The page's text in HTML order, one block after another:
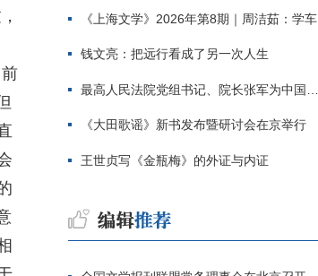
《上海文学》2026年第8期｜周洁茹：学车
钱文亮：把远行看成了另一次人生
最高人民法院党组书记、院长张军为中国作协干部大讲堂授课
《大田歌谣》新书发布暨研讨会在京举行
王世贞写《金瓶梅》的外证与内证